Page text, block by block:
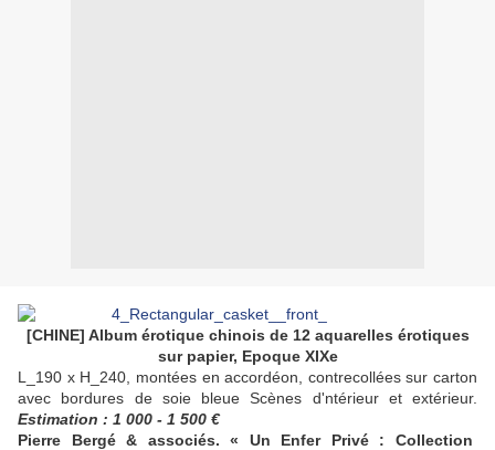
[CHINE] Album érotique chinois de 12 aquarelles érotiques
sur papier, Epoque XIXe
L_190 x H_240, montées en accordéon, contrecollées sur carton
avec bordures de soie bleue Scènes d'ntérieur et extérieur.
Estimation : 1 000 - 1 500 €
Pierre Bergé & associés.« Un Enfer Privé : Collection